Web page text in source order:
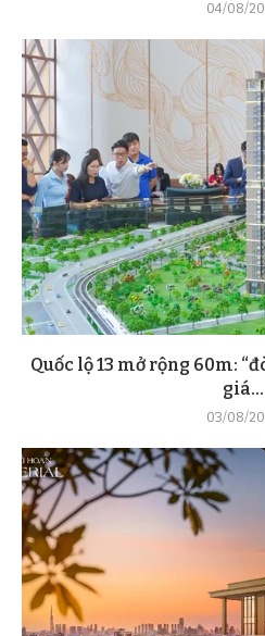
04/08/
Quốc lộ 13 mở rộng 60m:
giá...
03/08/